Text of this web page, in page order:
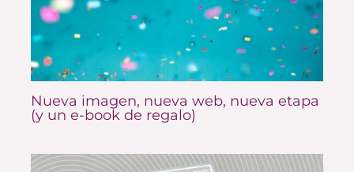
Nueva imagen, nueva web, nueva etapa
(y un e-book de regalo)